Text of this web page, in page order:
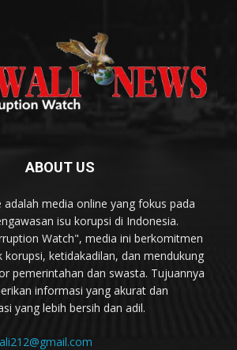
ABOUT US
adalah media online yang fokus pada
isu korupsi di Indonesia.
Watch", media ini berkomitmen
korupsi, ketidakadilan, dan mendukung
pemerintahan dan swasta. Tujuannya
informasi yang akurat dan
yang lebih bersih dan adil.